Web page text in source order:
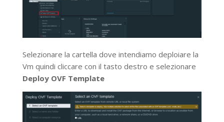
Selezionare la cartella dove intendiamo deploiare la
Vm quindi cliccare con il tasto destro e selezionare
Deploy OVF Template